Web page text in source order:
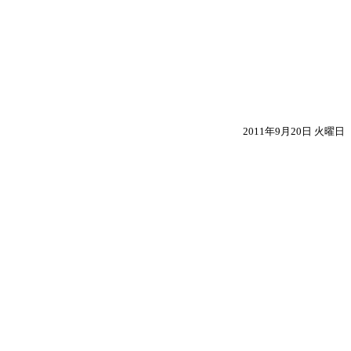
2011年9月20日 火曜日